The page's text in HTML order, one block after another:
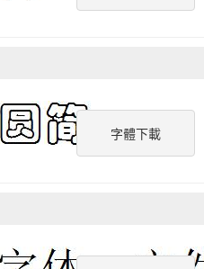
字體下載